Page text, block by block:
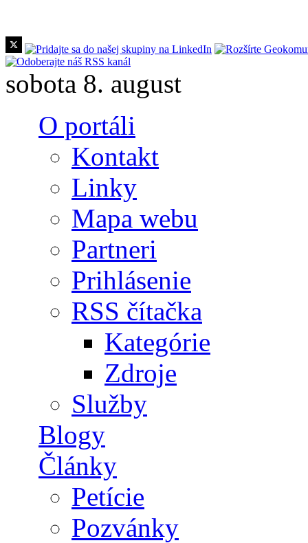
Skočiť na hlavný obsah
sobota 8. august
O portáli
Kontakt
Linky
Mapa webu
Partneri
Prihlásenie
RSS čítačka
Kategórie
Zdroje
Služby
Blogy
Články
Petície
Pozvánky